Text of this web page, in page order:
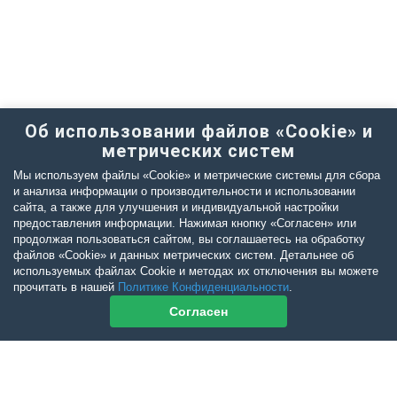
Об использовании файлов «Cookie» и
метрических систем
Мы используем файлы «Cookie» и метрические системы для сбора
и анализа информации о производительности и использовании
сайта, а также для улучшения и индивидуальной настройки
предоставления информации. Нажимая кнопку «Согласен» или
продолжая пользоваться сайтом, вы соглашаетесь на обработку
файлов «Cookie» и данных метрических систем. Детальнее об
используемых файлах Cookie и методах их отключения вы можете
прочитать в нашей Политике Конфиденциальности.
Согласен